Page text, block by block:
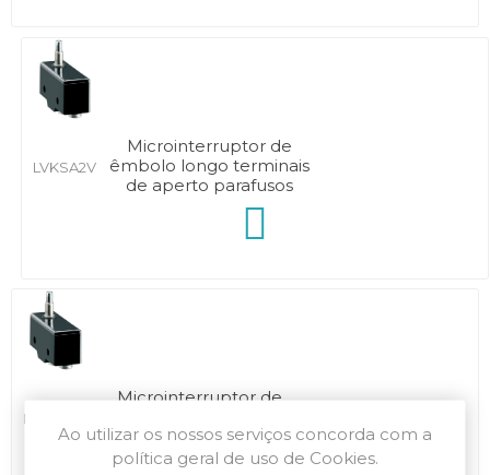
LVKSA2V
Microinterruptor de
êmbolo longo terminais
de aperto parafusos
LVKSA2F
Microinterruptor de
fast-on
Ao utilizar os nossos serviços concorda com a
política geral de uso de Cookies.